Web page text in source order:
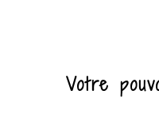
Votre